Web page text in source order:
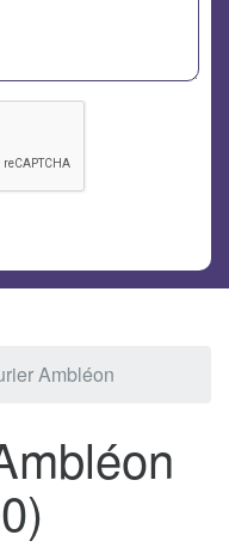
Ambléon